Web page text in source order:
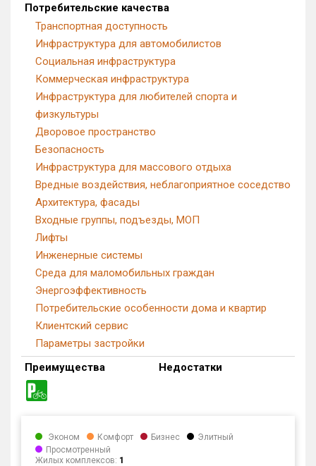
Потребительские качества
Транспортная доступность
Инфраструктура для автомобилистов
Социальная инфраструктура
Коммерческая инфраструктура
Инфраструктура для любителей спорта и
физкультуры
Дворовое пространство
Безопасность
Инфраструктура для массового отдыха
Вредные воздействия, неблагоприятное соседство
Архитектура, фасады
Входные группы, подъезды, МОП
Лифты
Инженерные системы
Среда для маломобильных граждан
Энергоэффективность
Потребительские особенности дома и квартир
Клиентский сервис
Параметры застройки
Преимущества
Недостатки
Эконом Комфорт Бизнес
Элитный
Просмотренный
Жилых комплексов: 1